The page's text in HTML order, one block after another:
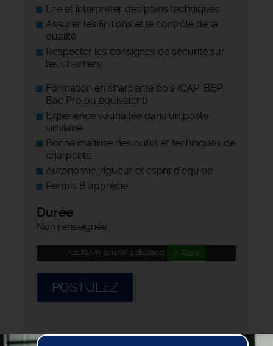
Lire et interpréter des plans techniques
Assurer les finitions et le contrôle de la
qualité
Respecter les consignes de sécurité sur
les chantiers
Formation en charpente bois (CAP, BEP,
Bac Pro ou équivalent)
Expérience souhaitée dans un poste
similaire
Bonne maîtrise des outils et techniques de
charpente
Autonomie, rigueur et esprit d’équipe
Permis B apprécié
Durée
Non renseignée
AddToAny (share) is disabled. ✓ Allow
POSTULEZ